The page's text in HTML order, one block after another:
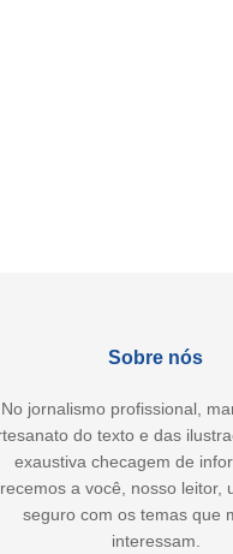
Sobre nós
No jornalismo profissional,
do texto e das
exaustiva checagem de
a você, nosso leitor,
seguro com os temas que
interessam.